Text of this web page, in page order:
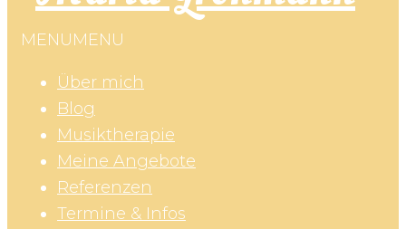
MENUMENU
Über mich
Blog
Musiktherapie
Meine Angebote
Referenzen
Termine & Infos